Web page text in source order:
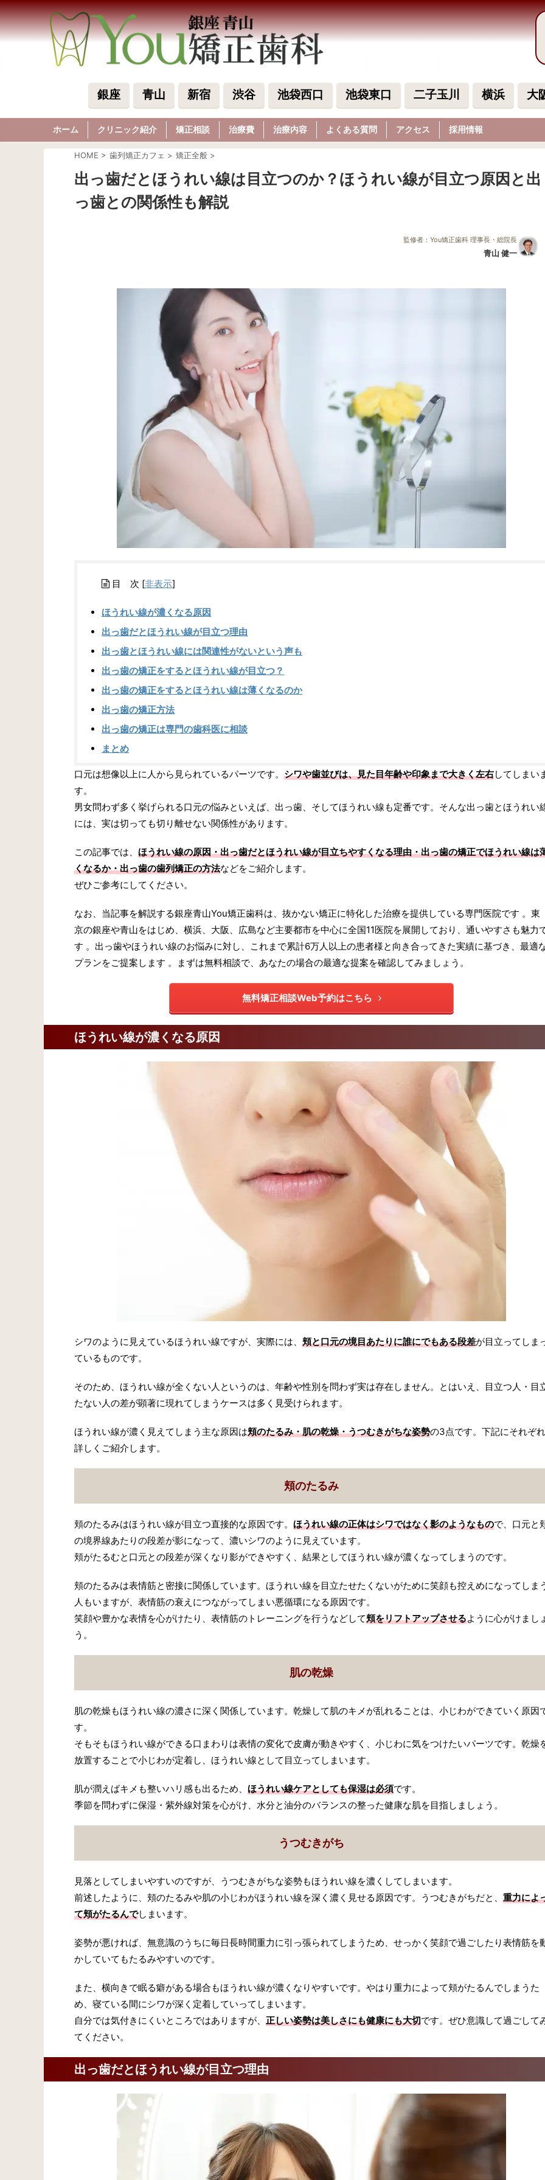
銀座 青山 新宿 渋谷 池袋西口 池袋東口 二子玉川 横浜 大
ホーム クリニック紹介 矯正相談 治療費 治療内容 よくある質問 アクセス 採用情報
HOME > 歯列矯正カフェ > 矯正全般 >
出っ歯だとほうれい線は目立つのか？ほうれい線が目立つ原因と出
っ歯との関係性も解説
監修者：You矯正歯科 理事長・総院長
青山 健一
目 次 [非表示]
ほうれい線が濃くなる原因
出っ歯だとほうれい線が目立つ理由
出っ歯とほうれい線には関連性がないという声も
出っ歯の矯正をするとほうれい線が目立つ？
出っ歯の矯正をするとほうれい線は薄くなるのか
出っ歯の矯正方法
出っ歯の矯正は専門の歯科医に相談
まとめ
口元は想像以上に人から見られているパーツです。 シワや歯並びは、見た目年齢や印象まで大きく左右してしまい
す。
男女問わず多く挙げられる口元の悩みといえば、出っ歯、そしてほうれい線も定番です。そんな出っ歯とほうれい
には、実は切っても切り離せない関係性があります。
この記事では、 ほうれい線の原因・出っ歯だとほうれい線が目立ちやすくなる理由・出っ歯の矯正でほうれい線は
くなるか・出っ歯の歯列矯正の方法などをご紹介します。
ぜひご参考にしてください。
なお、当記事を解説する銀座青山You矯正歯科は、抜かない矯正に特化した治療を提供している専門医院です 。東
京の銀座や青山をはじめ、横浜、大阪、広島など主要都市を中心に全国11医院を展開しており、通いやすさも魅力
す 。出っ歯やほうれい線のお悩みに対し、これまで累計6万人以上の患者様と向き合ってきた実績に基づき、最適
プランをご提案します 。まずは無料相談で、あなたの場合の最適な提案を確認してみましょう。
無料矯正相談Web予約はこちら
ほうれい線が濃くなる原因
シワのように見えているほうれい線ですが、実際には、 頬と口元の境目あたりに誰にでもある段差が目立ってしま
ているものです。
そのため、ほうれい線が全くない人というのは、年齢や性別を問わず実は存在しません。とはいえ、目立つ人・目
たない人の差が顕著に現れてしまうケースは多く見受けられます。
ほうれい線が濃く見えてしまう主な原因は頬のたるみ・肌の乾燥・うつむきがちな姿勢の3点です。下記にそれぞれ
詳しくご紹介します。
頬のたるみ
頬のたるみはほうれい線が目立つ直接的な原因です。 ほうれい線の正体はシワではなく影のようなもので、口元と
の境界線あたりの段差が影になって、濃いシワのように見えています。
頬がたるむと口元との段差が深くなり影ができやすく、結果としてほうれい線が濃くなってしまうのです。
頬のたるみは表情筋と密接に関係しています。ほうれい線を目立たせたくないがために笑顔も控えめになってしま
人もいますが、表情筋の衰えにつながってしまい悪循環になる原因です。
笑顔や豊かな表情を心がけたり、表情筋のトレーニングを行うなどして頬をリフトアップさせるように心がけまし
う。
肌の乾燥
肌の乾燥もほうれい線の濃さに深く関係しています。乾燥して肌のキメが乱れることは、小じわができていく原因
す。
そもそもほうれい線ができる口まわりは表情の変化で皮膚が動きやすく、小じわに気をつけたいパーツです。乾燥
放置することで小じわが定着し、ほうれい線として目立ってしまいます。
肌が潤えばキメも整いハリ感も出るため、 ほうれい線ケアとしても保湿は必須です。
季節を問わずに保湿・紫外線対策を心がけ、水分と油分のバランスの整った健康な肌を目指しましょう。
うつむきがち
見落としてしまいやすいのですが、うつむきがちな姿勢もほうれい線を濃くしてしまいます。
前述したように、頬のたるみや肌の小じわがほうれい線を深く濃く見せる原因です。うつむきがちだと、 重力によ
て頬がたるんでしまいます。
姿勢が悪ければ、無意識のうちに毎日長時間重力に引っ張られてしまうため、せっかく笑顔で過ごしたり表情筋を
かしていてもたるみやすいのです。
また、横向きで眠る癖がある場合もほうれい線が濃くなりやすいです。やはり重力によって頬がたるんでしまうた
め、寝ている間にシワが深く定着していってしまいます。
自分では気付きにくいところではありますが、 正しい姿勢は美しさにも健康にも大切です。ぜひ意識して過ごして
てください。
出っ歯だとほうれい線が目立つ理由